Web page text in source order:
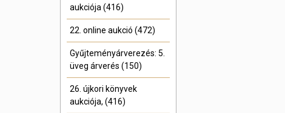
aukciója (416)
22. online aukció (472)
Gyűjteményárverezés: 5.
üveg árverés (150)
26. újkori könyvek
aukciója, (416)